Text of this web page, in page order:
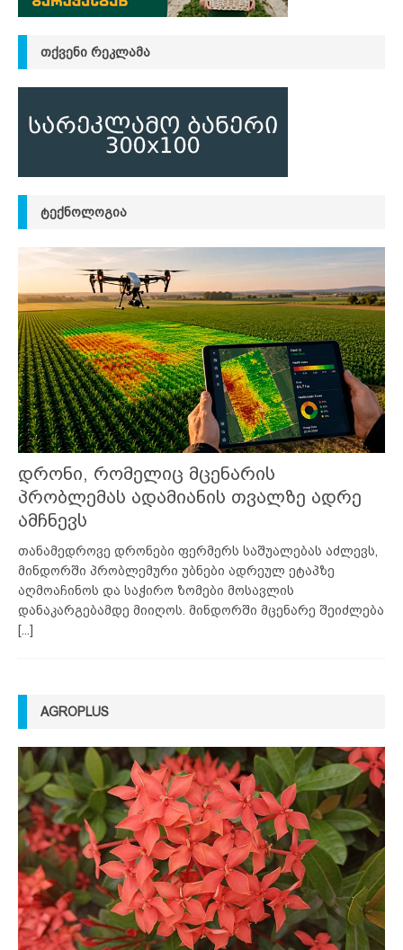
ᲗᲥᲕᲔᲜᲘ ᲠᲔᲙᲚᲐᲛᲐ
ᲢᲔᲥᲜᲝᲚᲝᲒᲘᲐ
დრონი, რომელიც მცენარის
პრობლემას ადამიანის თვალზე ადრე
ამჩნევს
თანამედროვე დრონები ფერმერს საშუალებას აძლევს,
მინდორში პრობლემური უბნები ადრეულ ეტაპზე
აღმოაჩინოს და საჭირო ზომები მოსავლის
დანაკარგებამდე მიიღოს. მინდორში მცენარე შეიძლება
[...]
AGROPLUS